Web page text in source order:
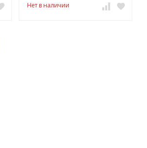
Нет в наличии